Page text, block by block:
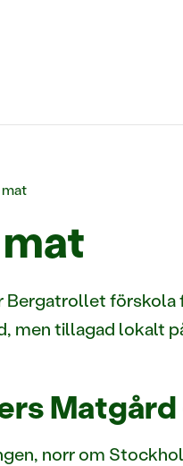
Bergatrollet förskola
men tillagad lokalt
norr om